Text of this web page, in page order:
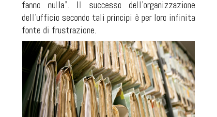
fanno nulla”. Il successo dell'organizzazione
dell'ufficio secondo tali principi è per loro infinita
fonte di frustrazione.